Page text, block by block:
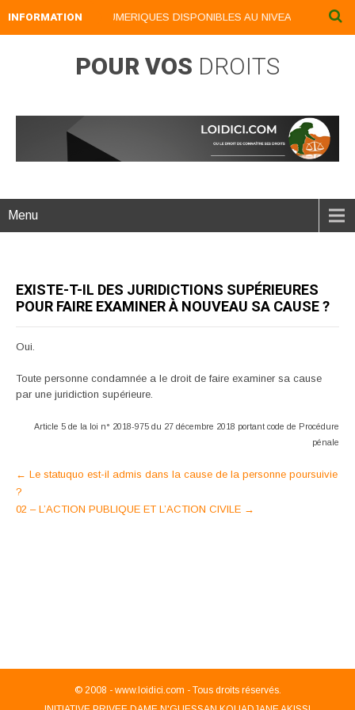
INFORMATION
NOS LIVRES NUMERIQUES DISPONIBLES AU NIVEAU DU MENU
POUR VOS DROITS
Menu
EXISTE-T-IL DES JURIDICTIONS SUPÉRIEURES
POUR FAIRE EXAMINER À NOUVEAU SA CAUSE ?
Oui.
Toute personne condamnée a le droit de faire examiner sa cause
par une juridiction supérieure.
Article 5 de la loi n° 2018-975 du 27 décembre 2018 portant code de Procédure
pénale
Post
navigation
← Le statuquo est-il admis dans la cause de la personne poursuivie
?
02 – L’ACTION PUBLIQUE ET L’ACTION CIVILE →
© 2008 - www.loidici.com - Tous droits réservés.